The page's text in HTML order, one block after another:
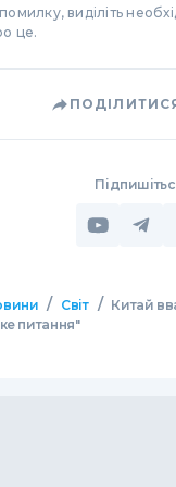
виділіть
це.
/ Світ / Китай
питання"